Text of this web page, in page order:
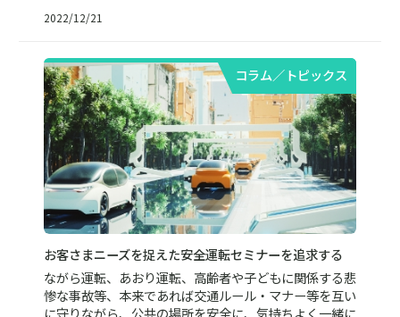
2022/12/21
コラム／トピックス
お客さまニーズを捉えた安全運転セミナーを追求する
ながら運転、あおり運転、高齢者や子どもに関係する悲
惨な事故等、本来であれば交通ルール・マナー等を互い
に守りながら、公共の場所を安全に、気持ちよく一緒に